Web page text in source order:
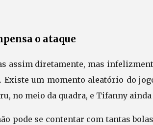
o ataque
assim diretamente, mas
Existe um momento aleatório do
no meio da quadra, e Tifanny
pode se contentar com tantas